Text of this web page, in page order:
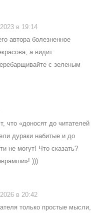
в 19:14
автора болезненное
а видит
с зеленым
что «доносят до читателей
дураки набитые и до
не могут! Что сказать?
)))
в 20:42
только простые мысли,